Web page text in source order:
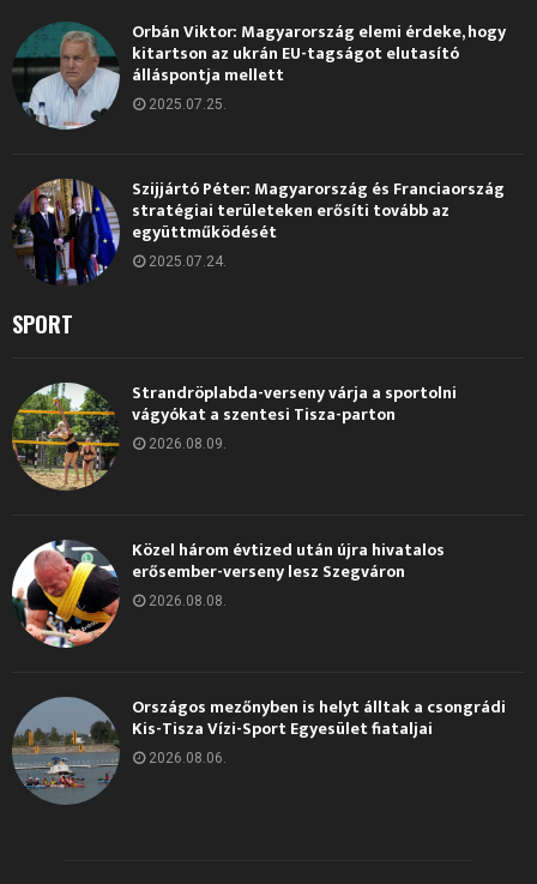
Orbán Viktor: Magyarország elemi érdeke, hogy
kitartson az ukrán EU-tagságot elutasító
álláspontja mellett
2025.07.25.
Szijjártó Péter: Magyarország és Franciaország
stratégiai területeken erősíti tovább az
együttműködését
2025.07.24.
SPORT
Strandröplabda-verseny várja a sportolni
vágyókat a szentesi Tisza-parton
2026.08.09.
Közel három évtized után újra hivatalos
erősember-verseny lesz Szegváron
2026.08.08.
Országos mezőnyben is helyt álltak a csongrádi
Kis-Tisza Vízi-Sport Egyesület fiataljai
2026.08.06.